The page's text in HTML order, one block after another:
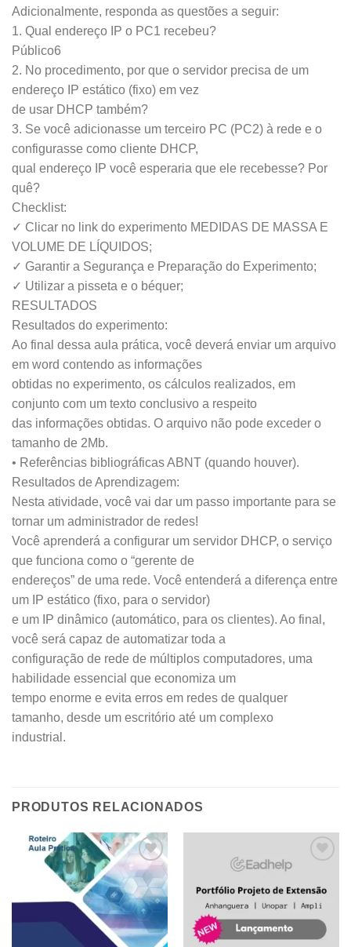
Adicionalmente, responda as questões a seguir:
1. Qual endereço IP o PC1 recebeu?
Público6
2. No procedimento, por que o servidor precisa de um
endereço IP estático (fixo) em vez
de usar DHCP também?
3. Se você adicionasse um terceiro PC (PC2) à rede e o
configurasse como cliente DHCP,
qual endereço IP você esperaria que ele recebesse? Por
quê?
Checklist:
✓ Clicar no link do experimento MEDIDAS DE MASSA E
VOLUME DE LÍQUIDOS;
✓ Garantir a Segurança e Preparação do Experimento;
✓ Utilizar a pisseta e o béquer;
RESULTADOS
Resultados do experimento:
Ao final dessa aula prática, você deverá enviar um arquivo
em word contendo as informações
obtidas no experimento, os cálculos realizados, em
conjunto com um texto conclusivo a respeito
das informações obtidas. O arquivo não pode exceder o
tamanho de 2Mb.
• Referências bibliográficas ABNT (quando houver).
Resultados de Aprendizagem:
Nesta atividade, você vai dar um passo importante para se
tornar um administrador de redes!
Você aprenderá a configurar um servidor DHCP, o serviço
que funciona como o “gerente de
endereços” de uma rede. Você entenderá a diferença entre
um IP estático (fixo, para o servidor)
e um IP dinâmico (automático, para os clientes). Ao final,
você será capaz de automatizar toda a
configuração de rede de múltiplos computadores, uma
habilidade essencial que economiza um
tempo enorme e evita erros em redes de qualquer
tamanho, desde um escritório até um complexo
industrial.
PRODUTOS RELACIONADOS
Add to
wishlist
wishlist